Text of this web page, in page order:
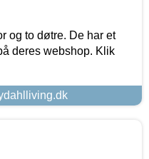
og to døtre. De har et
deres webshop. Klik